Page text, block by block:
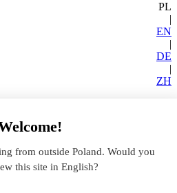
PL
|
EN
|
DE
|
ZH
from outside Poland. Would you
this site in English?
Wrocław II